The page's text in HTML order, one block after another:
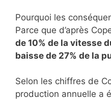
Pourquoi les
Parce que d’après
de 10% de la vitesse
baisse de 27% de la
Selon les chiffres de
production annuelle a